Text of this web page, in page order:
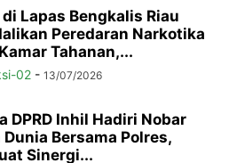
Lapas Bengkalis Riau
Peredaran Narkotika
Tahanan,...
02 - 13/07/2026
DPRD Inhil Hadiri Nobar
Dunia Bersama Polres,
Sinergi...